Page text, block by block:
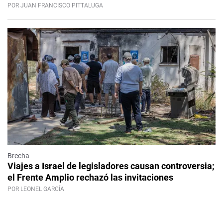
POR JUAN FRANCISCO PITTALUGA
Brecha
Viajes a Israel de legisladores causan controversia;
el Frente Amplio rechazó las invitaciones
POR LEONEL GARCÍA